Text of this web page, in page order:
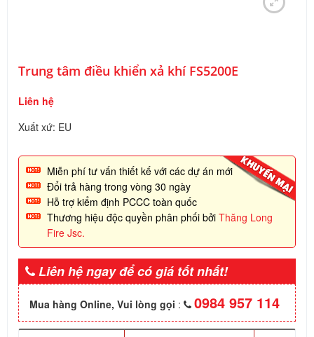
Trung tâm điều khiển xả khí FS5200E
Liên hệ
Xuất xứ: EU
Miễn phí tư vấn thiết kế với các dự án mới
Đổi trả hàng trong vòng 30 ngày
Hỗ trợ kiểm định PCCC toàn quốc
Thương hiệu độc quyền phân phối bởi Thăng Long
Fire Jsc.
Liên hệ ngay để có giá tốt nhất!
Mua hàng Online, Vui lòng gọi : 0984 957 114